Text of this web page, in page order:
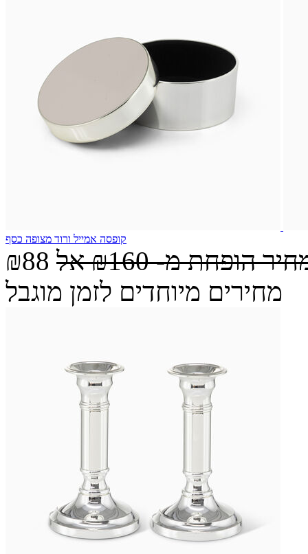
קופסה אמייל ורוד מצופה כסף
₪88 הופחת מ-₪160 אל
מחירים מיוחדים לזמן מוגבל